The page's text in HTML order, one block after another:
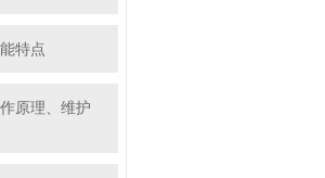
特点
原理、维护